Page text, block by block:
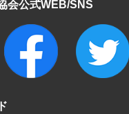
会公式WEB/SNS